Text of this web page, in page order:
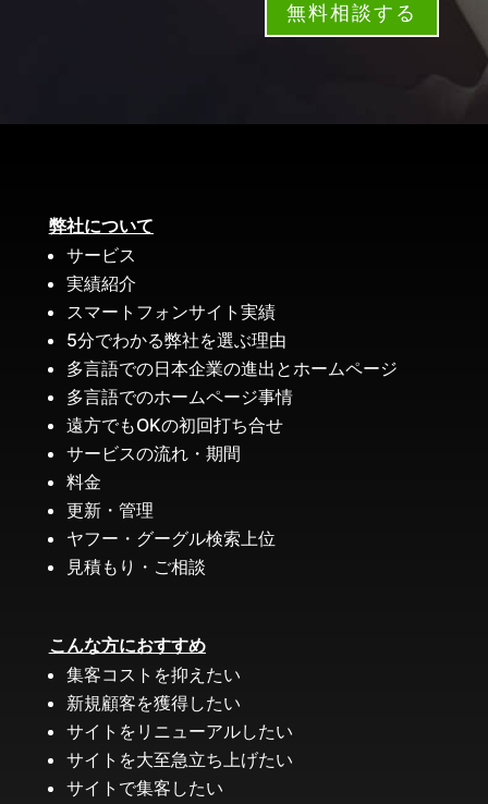
無料相談する
弊社について
サービス
実績紹介
スマートフォンサイト実績
5分でわかる弊社を選ぶ理由
多言語での日本企業の進出とホームページ
多言語でのホームページ事情
遠方でもOKの初回打ち合せ
サービスの流れ・期間
料金
更新・管理
ヤフー・グーグル検索上位
見積もり・ご相談
こんな方におすすめ
集客コストを抑えたい
新規顧客を獲得したい
サイトをリニューアルしたい
サイトを大至急立ち上げたい
サイトで集客したい